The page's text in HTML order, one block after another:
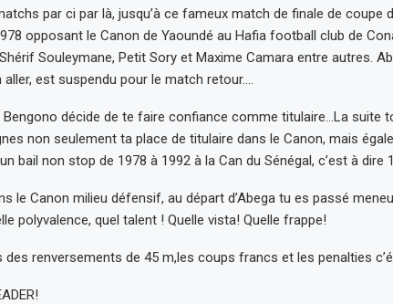
par ci par là, jusqu’à ce fameux match de finale de coupe
opposant le Canon de Yaoundé au Hafia football club de
Souleymane, Petit Sory et Maxime Camara entre autres.
est suspendu pour le match retour….
Bengono décide de te faire confiance comme titulaire…La suite
non seulement ta place de titulaire dans le Canon, mais
bail non stop de 1978 à 1992 à la Can du Sénégal, c’est à dire
le Canon milieu défensif, au départ d’Abega tu es passé
polyvalence, quel talent ! Quelle vista! Quelle frappe!
des renversements de 45 m,les coups francs et les penalties